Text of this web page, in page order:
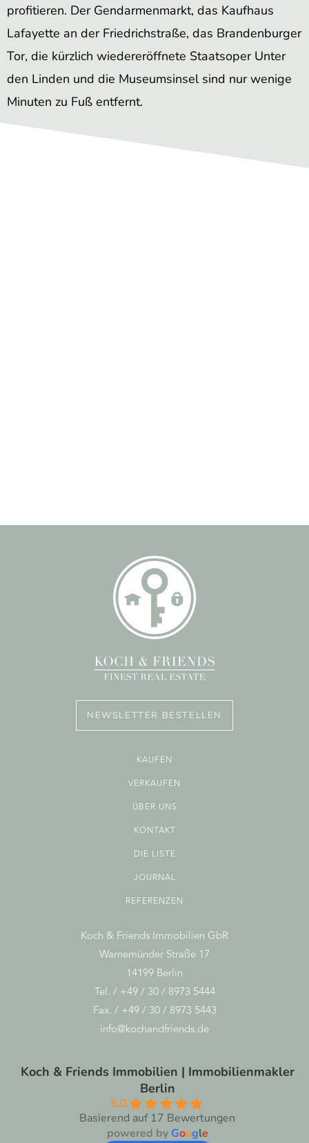
profitieren. Der Gendarmenmarkt, das Kaufhaus
Lafayette an der Friedrichstraße, das Brandenburger
Tor, die kürzlich wiedereröffnete Staatsoper Unter
den Linden und die Museumsinsel sind nur wenige
Minuten zu Fuß entfernt.
NEWSLETTER BESTELLEN
KAUFEN
VERKAUFEN
ÜBER UNS
KONTAKT
DIE LISTE
JOURNAL
REFERENZEN
Koch & Friends Immobilien GbR
Warnemünder Straße 17
14199 Berlin
Tel. / +49 / 30 / 8973 5444
Fax. / +49 / 30 / 8973 5443
info@kochandfriends.de
Koch & Friends Immobilien | Immobilienmakler
Berlin
5.0
Basierend auf 17 Bewertungen
powered by Google